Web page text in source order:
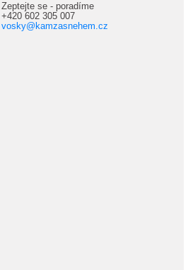
Zeptejte se - poradíme
+420 602 305 007
vosky@kamzasnehem.cz